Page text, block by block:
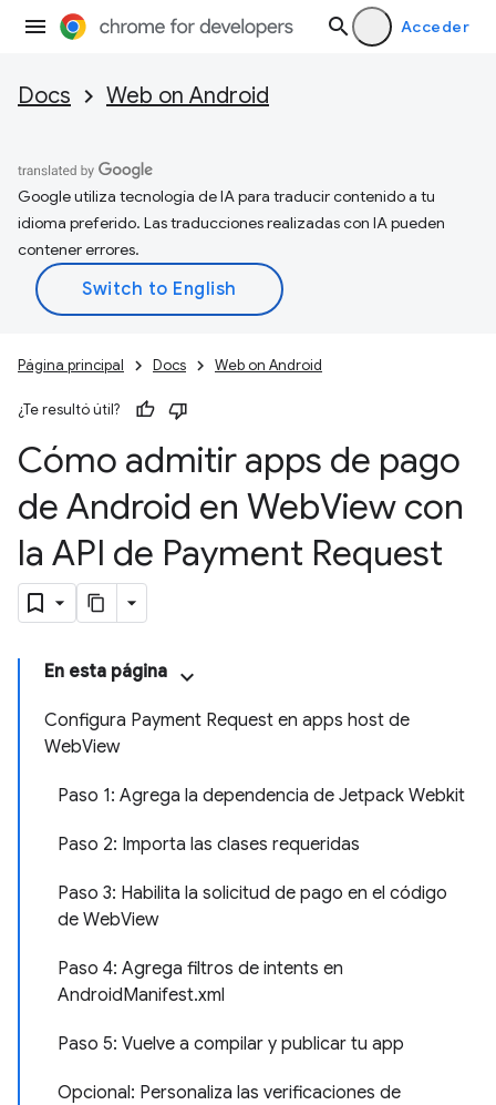
Acceder
Docs Web on Android
Google utiliza tecnología de IA para traducir contenido a tu
idioma preferido. Las traducciones realizadas con IA pueden
contener errores.
Página principal Docs Web on Android
¿Te resultó útil?
Cómo admitir apps de pago
de Android en WebView con
la API de Payment Request
En esta página
Configura Payment Request en apps host de
WebView
Paso 1: Agrega la dependencia de Jetpack Webkit
Paso 2: Importa las clases requeridas
Paso 3: Habilita la solicitud de pago en el código
de WebView
Paso 4: Agrega filtros de intents en
AndroidManifest.xml
Paso 5: Vuelve a compilar y publicar tu app
Opcional: Personaliza las verificaciones de